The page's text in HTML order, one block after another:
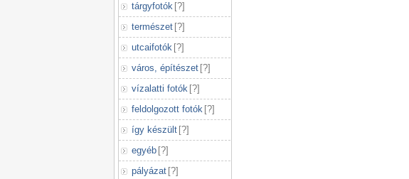
tárgyfotók [?]
természet [?]
utcaifotók [?]
város, építészet [?]
vízalatti fotók [?]
feldolgozott fotók [?]
így készült [?]
egyéb [?]
pályázat [?]